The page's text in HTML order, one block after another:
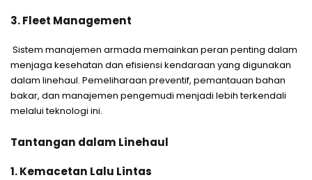
3. Fleet Management
Sistem manajemen armada memainkan peran penting dalam
menjaga kesehatan dan efisiensi kendaraan yang digunakan
dalam linehaul. Pemeliharaan preventif, pemantauan bahan
bakar, dan manajemen pengemudi menjadi lebih terkendali
melalui teknologi ini.
Tantangan dalam Linehaul
1. Kemacetan Lalu Lintas